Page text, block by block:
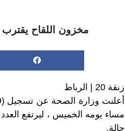
مخزون اللقاح
زنقة 20 | الرباط
حالة.